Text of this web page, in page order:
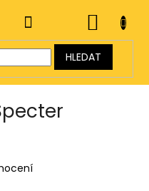
HLEDAT
KOŠÍK